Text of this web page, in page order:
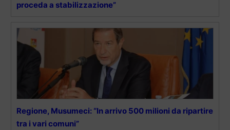
proceda a stabilizzazione”
Regione, Musumeci: “In arrivo 500 milioni da ripartire
tra i vari comuni”